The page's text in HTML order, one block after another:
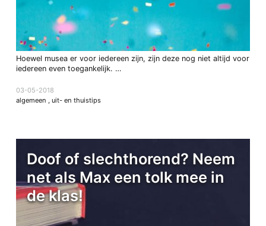
Hoewel musea er voor iedereen zijn, zijn deze nog niet altijd voor
iedereen even toegankelijk. …
03-05-2018
algemeen , uit- en thuistips
Doof of slechthorend? Neem
net als Max een tolk mee in
de klas!